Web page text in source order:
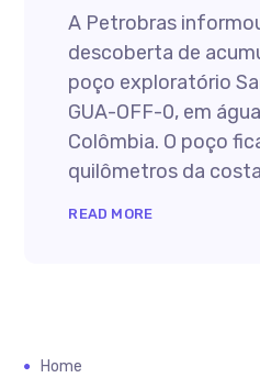
A Petrobras
descoberta de
poço exploratório
GUA-OFF-0, em
Colômbia. O poço
quilômetros da
READ MORE
Home